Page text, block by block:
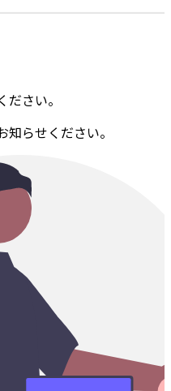
さい。
らせください。